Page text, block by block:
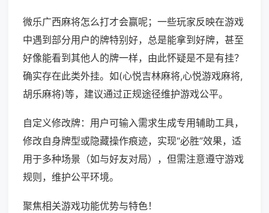
微乐广西麻将怎么打才会赢呢；一些玩家反映在游戏
中遇到部分用户的牌特别好，总是能拿到好牌，甚至
好像能看到其他人的牌一样，由此怀疑是不是有挂？
确实存在此类外挂。如(心悦吉林麻将,心悦游戏麻将,
胡乐麻将)等，建议通过正规途径维护游戏公平。
自定义修改牌：用户可输入需求生成专用辅助工具，
修改自身牌型或隐藏操作痕迹，实现“必胜”效果，适
用于多种场景（如与好友对局），但需注意遵守游戏
规则，维护公平环境。
聚焦相关游戏功能优势与特色！